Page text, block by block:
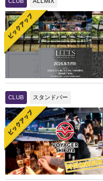
CLUB スタンドバー